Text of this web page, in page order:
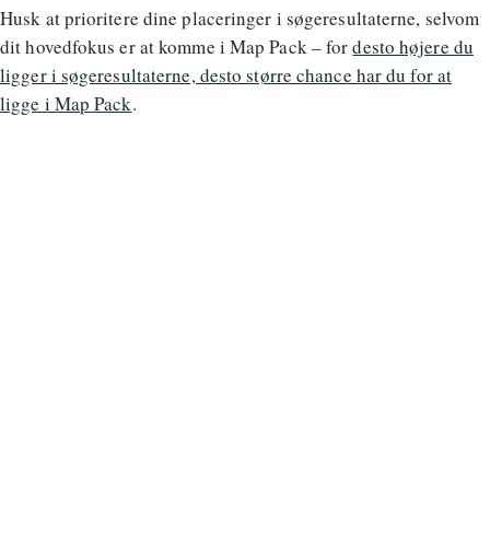
Husk at prioritere dine placeringer i søgeresultaterne, selvom
dit hovedfokus er at komme i Map Pack – fordesto højere du
ligger i søgeresultaterne, desto større chance har du for at
ligge i Map Pack.